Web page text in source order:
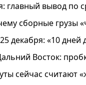
главный вывод по
сборные грузы
25 декабря: «10
Восток:
сейчас считают